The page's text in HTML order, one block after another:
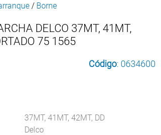
/ Borne
DELCO 37MT, 41MT,
75 1565
Código: 0634600
37MT, 41MT, 42MT, DD
Delco